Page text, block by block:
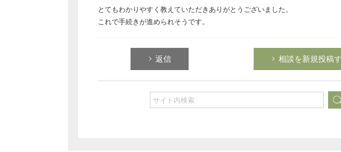
とてもわかりやすく教えていただきありがとうございました。
これで手続きが進められそうです。
返信 相談を新規投稿